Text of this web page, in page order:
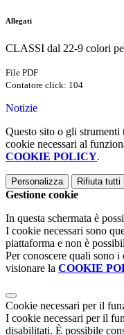
Allegati
CLASSI dal 22-9 colori
File PDF
Contatore click: 104
Notizie
Questo sito o gli
cookie necessari al
COOKIE POLICY.
Personalizza Rifiuta tutti
Gestione cookie
In questa schermata è
I cookie necessari sono
piattaforma e non è
Per conoscere quali sono
visionare la COOKIE
Cookie necessari per il
I cookie necessari per il
disabilitati. È possibile